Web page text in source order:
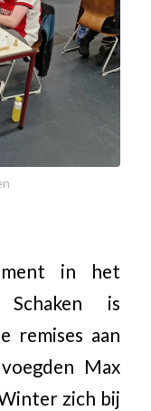
in het
is
remises aan
Max
zich bij